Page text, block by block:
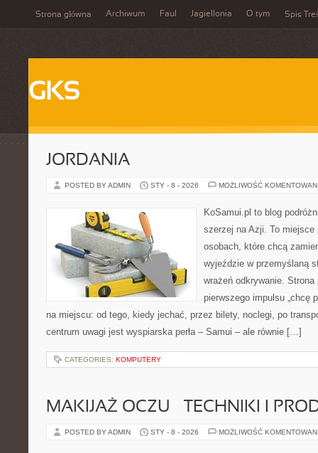
Strona główna Archiwum Faul Jagiellonia O tym Spis
GKS
JORDANIA
POSTED BY ADMIN STY - 8 - 2026 MOŻLIWOŚĆ
KoSamui.pl to blog
szerzej na Azji. To miejsce
osobach, które chcą
wyjeździe w przemyślaną
wrażeń odkrywanie.
pierwszego impulsu „chcę
na miejscu: od tego, kiedy jechać, przez bilety, noclegi, po
centrum uwagi jest wyspiarska perła – Samui – ale równie […]
CATEGORIES: KOMPUTERY
MAKIJAŻ OCZU – TECHNIKI I
POSTED BY ADMIN STY - 8 - 2026 MOŻLIWOŚĆ